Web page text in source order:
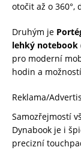
otočit až o 360°,
Druhým je
lehký notebook
pro moderní
hodin a
Reklama/
Samozřejmostí
Dynabook je i
precizní